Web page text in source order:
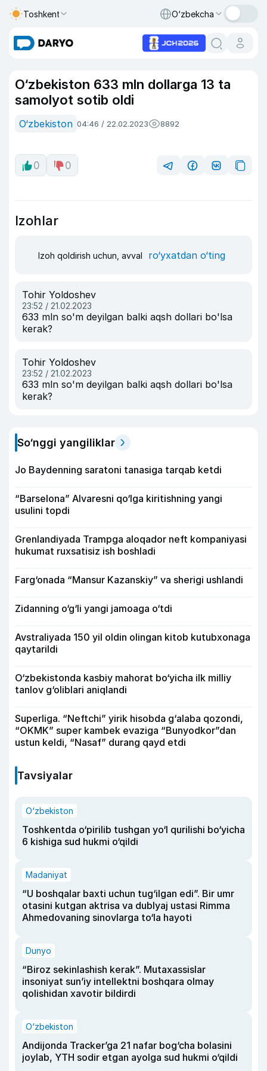
Toshkent O‘zbekcha
O‘zbekiston 633 mln dollarga 13 ta
samolyot sotib oldi
O‘zbekiston 04:46 / 22.02.2023 8892
0 0
Izohlar
Izoh qoldirish uchun, avval ro‘yxatdan o‘ting
Tohir Yoldoshev
23:52 / 21.02.2023
633 mln so'm deyilgan balki aqsh dollari bo'lsa
kerak?
Tohir Yoldoshev
23:52 / 21.02.2023
633 mln so'm deyilgan balki aqsh dollari bo'lsa
kerak?
So‘nggi yangiliklar
Jo Baydenning saratoni tanasiga tarqab ketdi
“Barselona” Alvaresni qo‘lga kiritishning yangi
usulini topdi
Grenlandiyada Trampga aloqador neft kompaniyasi
hukumat ruxsatisiz ish boshladi
Farg‘onada “Mansur Kazanskiy” va sherigi ushlandi
Zidanning o‘g‘li yangi jamoaga o‘tdi
Avstraliyada 150 yil oldin olingan kitob kutubxonaga
qaytarildi
O‘zbekistonda kasbiy mahorat bo‘yicha ilk milliy
tanlov g‘oliblari aniqlandi
Superliga. “Neftchi” yirik hisobda g‘alaba qozondi,
“OKMK” super kambek evaziga “Bunyodkor”dan
ustun keldi, “Nasaf” durang qayd etdi
Tavsiyalar
O‘zbekiston
Toshkentda o‘pirilib tushgan yo‘l qurilishi bo‘yicha
6 kishiga sud hukmi o‘qildi
Madaniyat
“U boshqalar baxti uchun tug‘ilgan edi”. Bir umr
otasini kutgan aktrisa va dublyaj ustasi Rimma
Ahmedovaning sinovlarga to‘la hayoti
Dunyo
“Biroz sekinlashish kerak”. Mutaxassislar
insoniyat sun’iy intellektni boshqara olmay
qolishidan xavotir bildirdi
O‘zbekiston
Andijonda Tracker’ga 21 nafar bog‘cha bolasini
joylab, YTH sodir etgan ayolga sud hukmi o‘qildi